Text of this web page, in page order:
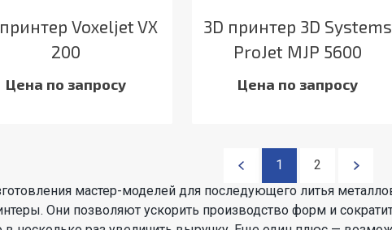
Voxeljet VX
200
Цена по запросу
3D принтер 3D Systems
ProJet MJP 5600
Цена по запросу
1
2
мастер-моделей для последующего литья
Они позволяют ускорить производство форм и